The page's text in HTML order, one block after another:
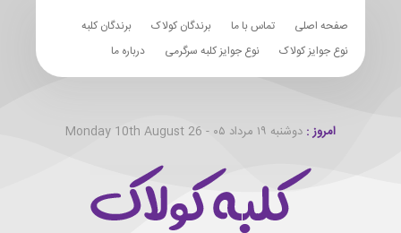
صفحه اصلی تماس با ما برندگان کولاک
برندگان کلبه
نوع جوایز کولاک
نوع جوایز کلبه سرگرمی درباره ما
امروز : دوشنبه ۱۹ مرداد ۰۵ - Monday 10th August 26